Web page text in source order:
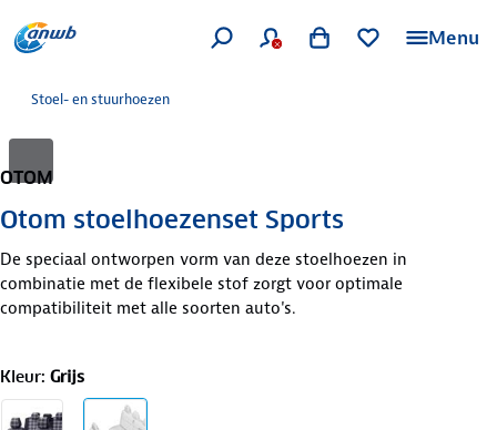
Menu
Stoel- en stuurhoezen
OTOM
Otom stoelhoezenset Sports
De speciaal ontworpen vorm van deze stoelhoezen in
combinatie met de flexibele stof zorgt voor optimale
compatibiliteit met alle soorten auto's.
Kleur: Grijs